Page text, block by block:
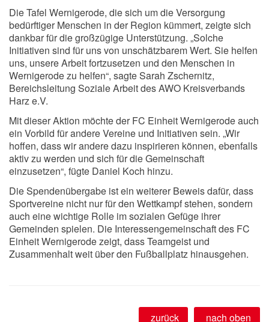
Die Tafel Wernigerode, die sich um die Versorgung
bedürftiger Menschen in der Region kümmert, zeigte sich
dankbar für die großzügige Unterstützung. „Solche
Initiativen sind für uns von unschätzbarem Wert. Sie helfen
uns, unsere Arbeit fortzusetzen und den Menschen in
Wernigerode zu helfen“, sagte Sarah Zschernitz,
Bereichsleitung Soziale Arbeit des AWO Kreisverbands
Harz e.V.
Mit dieser Aktion möchte der FC Einheit Wernigerode auch
ein Vorbild für andere Vereine und Initiativen sein. „Wir
hoffen, dass wir andere dazu inspirieren können, ebenfalls
aktiv zu werden und sich für die Gemeinschaft
einzusetzen“, fügte Daniel Koch hinzu.
Die Spendenübergabe ist ein weiterer Beweis dafür, dass
Sportvereine nicht nur für den Wettkampf stehen, sondern
auch eine wichtige Rolle im sozialen Gefüge ihrer
Gemeinden spielen. Die Interessengemeinschaft des FC
Einheit Wernigerode zeigt, dass Teamgeist und
Zusammenhalt weit über den Fußballplatz hinausgehen.
nach oben
zurück